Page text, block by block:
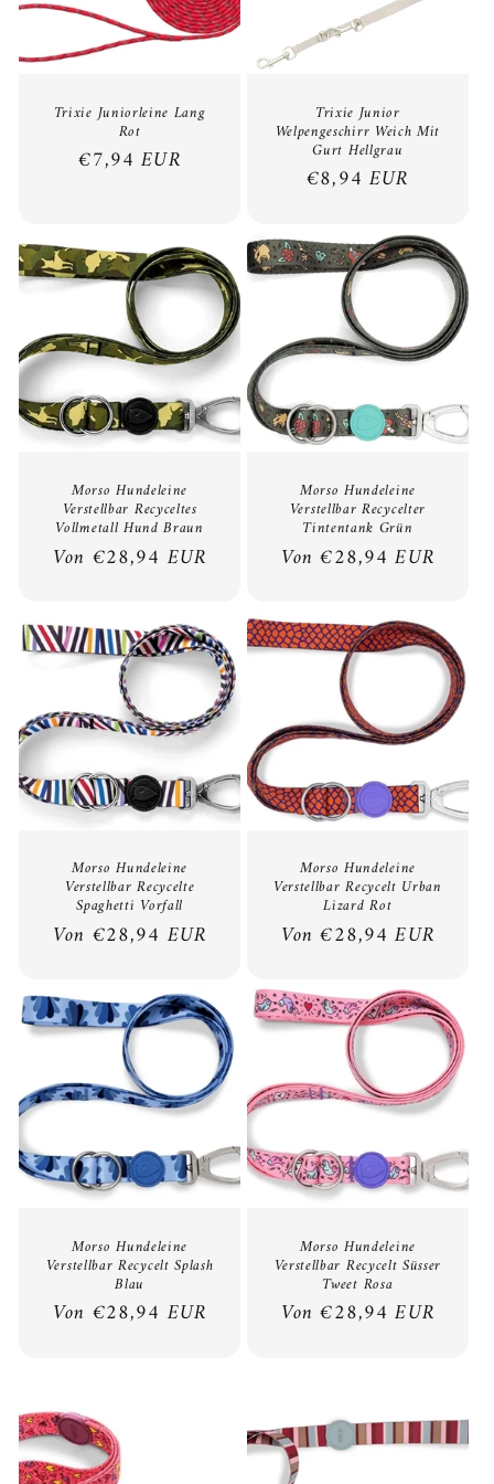
r
Trixie Juniorleine Lang
Rot
Normaler
€7,94 EUR
Trixie Junior
Welpengeschirr Weich Mit
Gurt Hellgrau
Normaler
€8,94 EUR
Morso Hundeleine
Verstellbar Recyceltes
Vollmetall Hund Braun
Normaler
Von €28,94 EUR
Morso Hundeleine
Verstellbar Recycelter
Tintentank Grün
Normaler
Von €28,94 EUR
Morso Hundeleine
Verstellbar Recycelte
Spaghetti Vorfall
Normaler
Von €28,94 EUR
Morso Hundeleine
Verstellbar Recycelt Urban
Lizard Rot
Normaler
Von €28,94 EUR
Morso Hundeleine
Verstellbar Recycelt Splash
Blau
Normaler
Von €28,94 EUR
Morso Hundeleine
Verstellbar Recycelt Süsser
Tweet Rosa
Normaler
Von €28,94 EUR